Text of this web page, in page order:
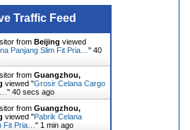
Traffic Feed
from Beijing viewed
Panjang Slim Fit Pria… " 41
from Guangzhou,
viewed "Grosir Celana Cargo
" 41 secs ago
from Guangzhou,
viewed "Pabrik Celana
Fit Pria… " 1 min ago